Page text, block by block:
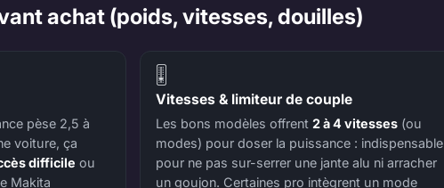
achat (poids, vitesses, douilles)
pèse 2,5 à
voiture, ça
difficile ou
Makita
🎚️
Vitesses & limiteur de couple
Les bons modèles offrent2 à 4 vitesses (ou
modes) pour doser la puissance : indispensable
pour ne pas sur-serrer une jante alu ni arracher
un goujon. Certaines pro intègrent un mode